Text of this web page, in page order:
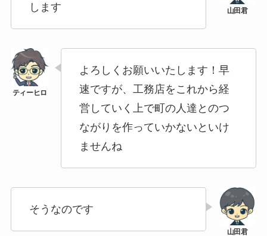
します
よろしくお願いいたします！早
速ですが、工務店をこれから経
営していく上で町の人達とのつ
ながりを作っていかないといけ
ませんね
そうなのです